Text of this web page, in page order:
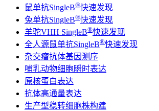
鼠单抗SingleB®快速发现
兔单抗SingleB®快速发现
羊驼VHH SingleB®快速发现
全人源鼠单抗SingleB®快速发现
杂交瘤抗体基因测序
哺乳动物细胞瞬时表达
原核蛋白表达
抗体高通量表达
生产型稳转细胞株构建